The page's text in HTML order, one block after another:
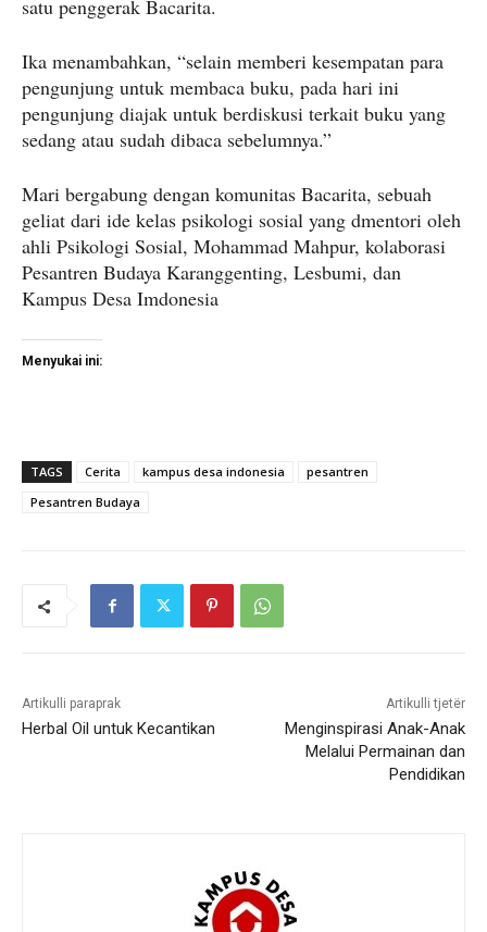
satu penggerak Bacarita.
Ika menambahkan, “selain memberi kesempatan para
pengunjung untuk membaca buku, pada hari ini
pengunjung diajak untuk berdiskusi terkait buku yang
sedang atau sudah dibaca sebelumnya.”
Mari bergabung dengan komunitas Bacarita, sebuah
geliat dari ide kelas psikologi sosial yang dmentori oleh
ahli Psikologi Sosial, Mohammad Mahpur, kolaborasi
Pesantren Budaya Karanggenting, Lesbumi, dan
Kampus Desa Imdonesia
Menyukai ini:
TAGS Cerita kampus desa indonesia
pesantren
Pesantren Budaya
Artikulli paraprak
Herbal Oil untuk Kecantikan
Artikulli tjetër
Menginspirasi Anak-Anak
Melalui Permainan dan
Pendidikan